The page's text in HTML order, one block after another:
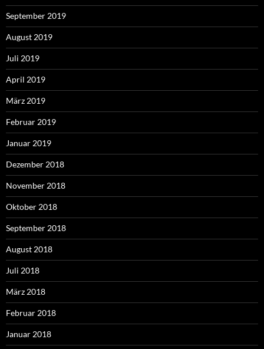
September 2019
August 2019
Juli 2019
April 2019
März 2019
Februar 2019
Januar 2019
Dezember 2018
November 2018
Oktober 2018
September 2018
August 2018
Juli 2018
März 2018
Februar 2018
Januar 2018